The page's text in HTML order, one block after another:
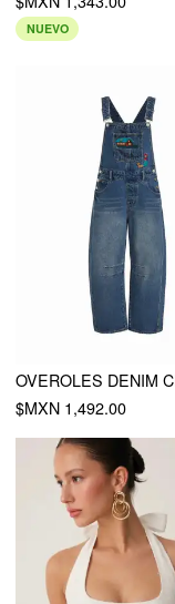
NUEVO
$MXN 1,492.00